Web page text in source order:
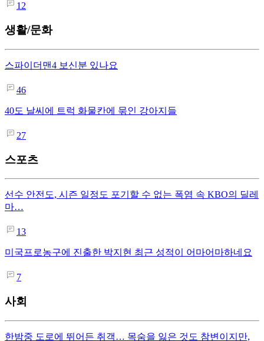
12
생활/문화
스파이더맨4 보신분 있나요
46
40도 날씨에 트럭 화물칸에 묶인 강아지들
27
스포츠
선수 안전도, 시즌 일정도 포기할 수 없는 폭염 속 KBO의 딜레
마…
13
미국프로농구에 진출한 박지현 최근 성적이 어마어마하네요
7
사회
한밤중 도로에 뛰어든 취객… 목숨을 잃은 것도 참변이지만,